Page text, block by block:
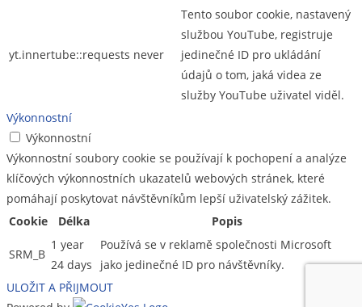
yt.innertube::requests never
Tento soubor cookie, nastavený
službou YouTube, registruje
jedinečné ID pro ukládání
údajů o tom, jaká videa ze
služby YouTube uživatel viděl.
Výkonnostní
Výkonnostní
Výkonnostní soubory cookie se používají k pochopení a analýze
klíčových výkonnostních ukazatelů webových stránek, které
pomáhají poskytovat návštěvníkům lepší uživatelský zážitek.
Cookie
Délka Popis
SRM_B
1 year
24 days
Používá se v reklamě společnosti Microsoft
jako jedinečné ID pro návštěvníky.
ULOŽIT A PŘIJMOUT